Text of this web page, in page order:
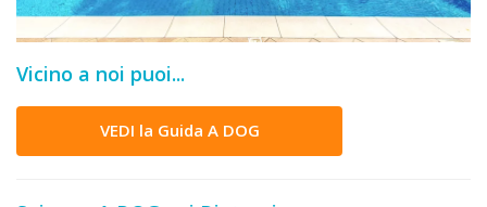
OFFERTE
A
DOG
Vicino a noi puoi...
VEDI la Guida A DOG